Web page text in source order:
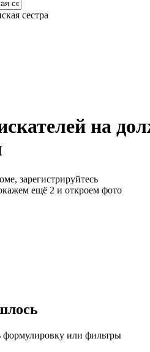
сестра
на
зарегистрируйтесь
ещё 2 и откроем фото
формулировку или фильтры